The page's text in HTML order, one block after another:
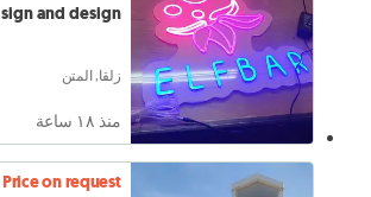
sign and design
زلقا, المتن
منذ ١٨ ساعة
Price on request